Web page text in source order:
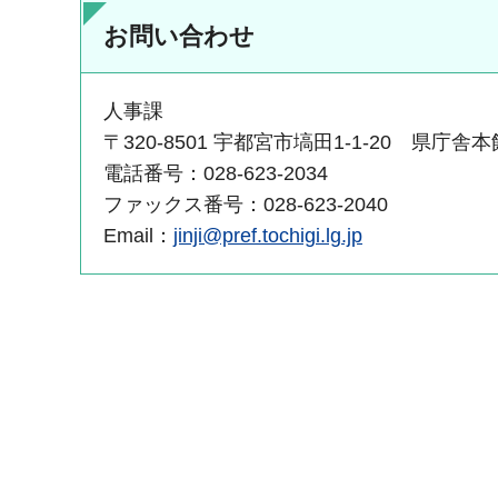
お問い合わせ
人事課
〒320-8501 宇都宮市塙田1-1-20 県庁舎本
電話番号：028-623-2034
ファックス番号：028-623-2040
Email： jinji@pref.tochigi.lg.jp